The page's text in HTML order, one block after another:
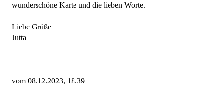
wunderschöne Karte und die lieben Worte.
Liebe Grüße
Jutta
vom 08.12.2023, 18.39